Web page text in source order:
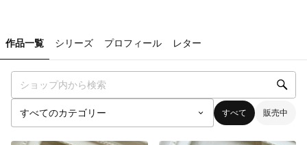
作品一覧 シリーズ プロフィール レター
すべて 販売中